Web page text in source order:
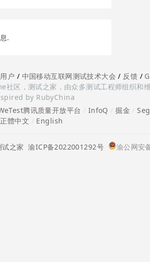
.
户 / 中国移动互联网测试技术大会 / 反馈 /
社区，测试之家，由众多测试工程师组织和
by RubyChina
腾讯质量开放平台 InfoQ /掘金 /
正體中文 English
之家 渝ICP备2022001292号 渝公网安